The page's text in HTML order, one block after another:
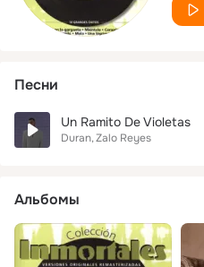
Песни
Un Ramito De Violetas
Duran Zalo Reyes
Альбомы